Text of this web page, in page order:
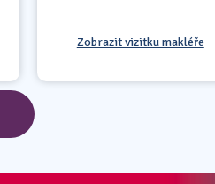
Zobrazit vizitku makléře